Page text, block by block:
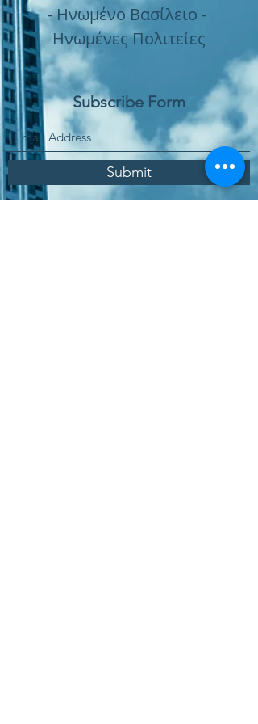
- Ηνωμένο Βασίλειο -
Ηνωμένες Πολιτείες
Subscribe Form
Submit